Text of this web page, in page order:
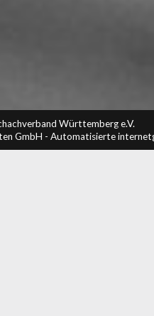
Württemberg e.V.
GmbH - Automatisierte